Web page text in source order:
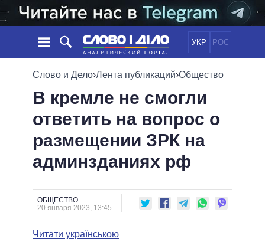
УКР РОС
НОВОСТИ
ЛЕНТА
СОБЫТИЯ
СТАТЬИ
ОБЗОРЫ
ДАЙДЖЕСТЫ
ПОЛИТИКА
ЭКОНОМИКА
ОБЩЕСТВО
ОБЕЩАНИЯ
ПОЛИТИКИ
ВСЕ ПОЛИТИКИ
ПРЕЗИДЕНТ И ОФИС
ВЕРХОВНАЯ РАДА
КАБИНЕТ МИНИСТРОВ
МЭРЫ
ИНФОГРАФИКА
ПОДДЕРЖАТЬ
СРАВНЕНИЕ ПОЛИТИКОВ
Слово и Дело›Лента публикаций›Общество
В кремле не смогли
ответить на вопрос о
размещении ЗРК на
админзданиях рф
ОБЩЕСТВО
20 января 2023, 13:45
Читати українською